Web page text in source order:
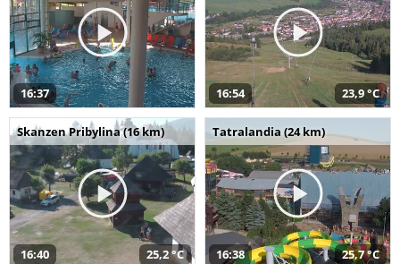
16:37 16:54 23,9 °C
Skanzen Pribylina (16 km)
16:40 25,2 °C
Tatralandia (24 km)
16:38 25,7 °C